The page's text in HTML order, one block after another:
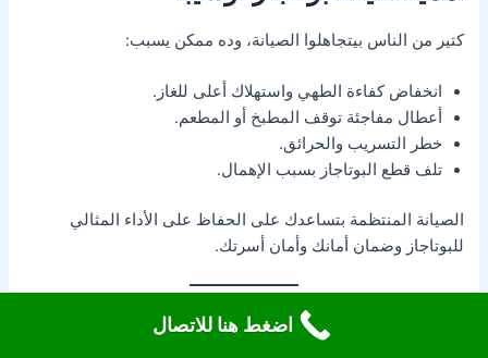
كتير من الناس بيتجاهلوا الصيانة، وده ممكن يسبب:
انخفاض كفاءة الطهي واستهلاك أعلى للغاز.
أعطال مفاجئة توقف المطبخ أو المطعم.
خطر التسريب والحرائق.
تلف قطع البوتاجاز بسبب الإهمال.
الصيانة المنتظمة بتساعدك على الحفاظ على الأداء المثالي
للبوتاجاز وضمان أمانك وأمان أسرتك.
مشاكل بوتاجاز توشيبا الشائعة
اضغط هنا للاتصال